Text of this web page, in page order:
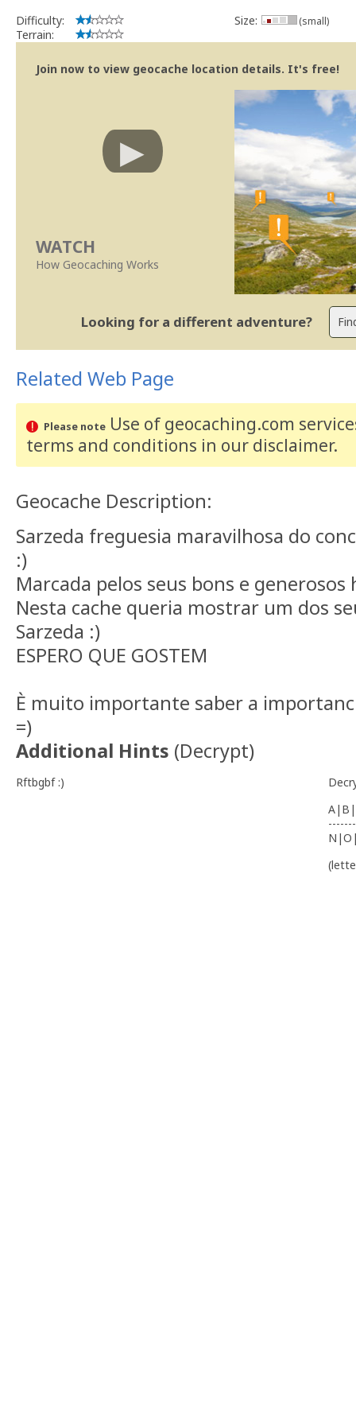
implicações que as guidelines actuais indicam.
Se no local existe algum container, por favor recolha-o a fim
Obrigado
Geocaching.com Volunteer Cache Reviewer
Difficulty:
Terrain:
Size: (small)
Join now to view geocache location details. It's free!
WATCH
How Geocaching Works
Looking for a different adventure?
Related Web Page
Please noteUse of geocaching.com
terms and conditions in our disclaimer.
Geocache Description:
Sarzeda freguesia maravilhosa do
:)
Marcada pelos seus bons e
Nesta cache queria mostrar um dos
Sarzeda :)
ESPERO QUE GOSTEM
È muito importante saber a
=)
Additional Hints (Decrypt)
Rftbgbf :)